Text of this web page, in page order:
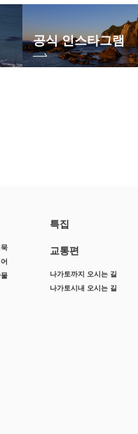
공식 인스타그램
물
특집
교통편
나가토까지 오시는 길
나가토시내 오시는 길